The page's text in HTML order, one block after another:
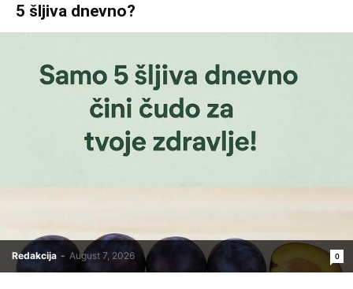
5 šljiva dnevno?
Redakcija - August 7, 2026 0